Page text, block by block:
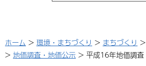
ホーム > 環境・まちづくり > まちづくり >
> 地価調査・地価公示 > 平成16年地価調査